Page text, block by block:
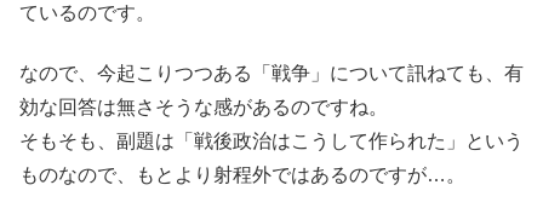
ているのです。
なので、今起こりつつある「戦争」について訊ねても、有
効な回答は無さそうな感があるのですね。
そもそも、副題は「戦後政治はこうして作られた」という
ものなので、もとより射程外ではあるのですが…。